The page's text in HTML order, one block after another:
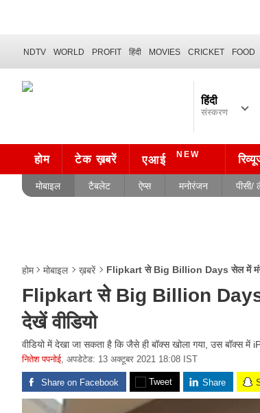
NDTV WORLD PROFIT हिंदी MOVIES CRICKET FOOD
हिंदी
संस्करण
होम टेक ख़बरें एआई NEW
मोबाइल टैबलेट ऐप्स मनोरंजन पीसी/
होम मोबाइल ख़बरें Flipkart से Big Billion Days सेल में
Flipkart से Big Billion Days
देखें वीडियो
वीडियो में देखा जा सकता है कि जैसे ही बॉक्स खोला गया, उस बॉक्स
नितेश पपनोई, अपडेटेड: 13 अक्टूबर 2021 18:08 IST
Share on Facebook Tweet Share